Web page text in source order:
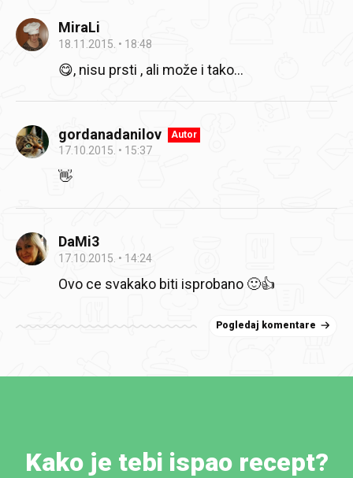
MiraLi
18.11.2015. 18:48
😋, nisu prsti , ali može i tako...
gordanadanilov Autor
17.10.2015. 15:37
👋
DaMi3
17.10.2015. 14:24
Ovo ce svakako biti isprobano 🙂👍
Pogledaj komentare
Kako je tebi ispao recept?